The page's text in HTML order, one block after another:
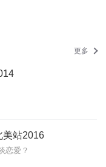
更多
美站2016
恋爱？